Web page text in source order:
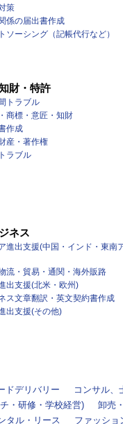
策
係の届出書作成
ソーシング（記帳代行など）
財・特許
トラブル
商標・意匠・知財
作成
産・著作権
ラブル
ネス
進出支援(中国・インド・東南
流・貿易・通関・海外販路
出支援(北米・欧州)
ス文章翻訳・英文契約書作成
出支援(その他)
ドデリバリー
コンサル、
・研修・学校経営)
卸売
タル・リース
ファッショ